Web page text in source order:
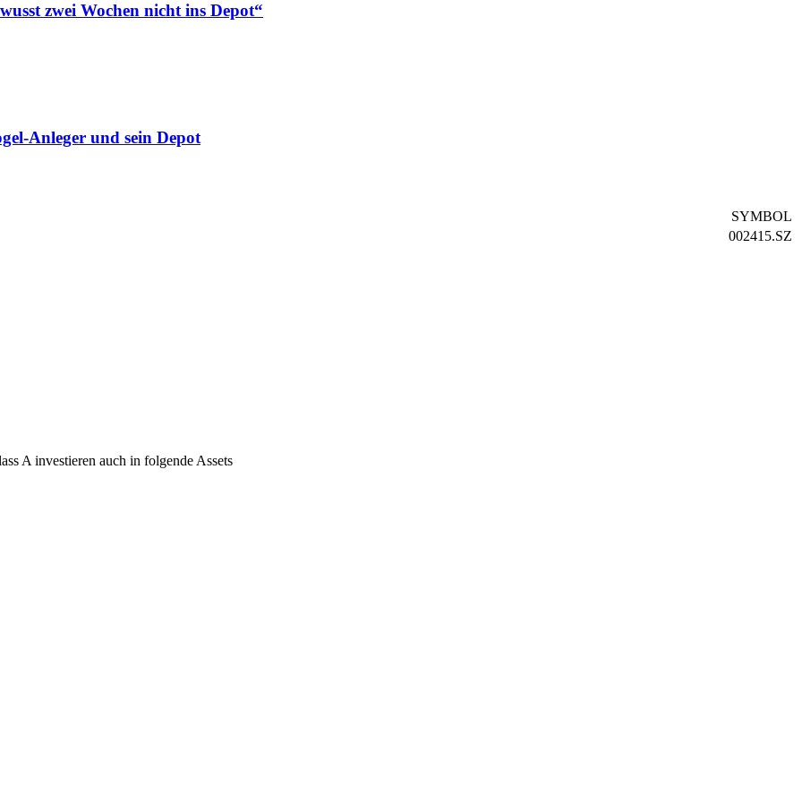
zwei Wochen nicht ins Depot“
Anleger und sein Depot
SYMBOL
002415.SZ
A investieren auch in folgende Assets